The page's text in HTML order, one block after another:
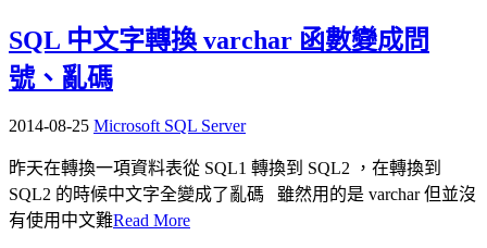
SQL 中文字轉換 varchar 函數變成問
號、亂碼
2014-08-25 Microsoft SQL Server
昨天在轉換一項資料表從 SQL1 轉換到 SQL2 ，在轉換到
SQL2 的時候中文字全變成了亂碼 雖然用的是 varchar 但並沒
有使用中文難Read More